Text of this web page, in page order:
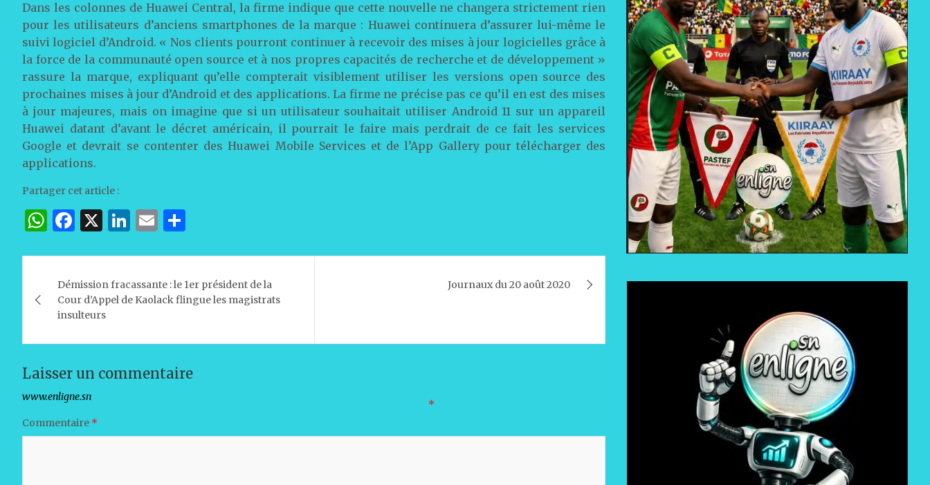
Dans les colonnes de Huawei Central, la firme indique que cette nouvelle ne changera strictement rien
pour les utilisateurs d’anciens smartphones de la marque : Huawei continuera d’assurer lui-même le
suivi logiciel d’Android. « Nos clients pourront continuer à recevoir des mises à jour logicielles grâce à
la force de la communauté open source et à nos propres capacités de recherche et de développement »
rassure la marque, expliquant qu’elle compterait visiblement utiliser les versions open source des
prochaines mises à jour d’Android et des applications. La firme ne précise pas ce qu’il en est des mises
à jour majeures, mais on imagine que si un utilisateur souhaitait utiliser Android 11 sur un appareil
Huawei datant d’avant le décret américain, il pourrait le faire mais perdrait de ce fait les services
Google et devrait se contenter des Huawei Mobile Services et de l’App Gallery pour télécharger des
applications.
Partager cet article :
W
at
A
p
F
c
e
b
o
k
X
Li
k
e
dI
E
ai
l
ta
g
er
de
l’article
Démission fracassante : le 1er président de la
Cour d’Appel de Kaolack flingue les magistrats
insulteurs
Journaux du 20 août 2020
Laisser un commentaire
Votre adresse e-mail ne sera pas publiée.
*
Commentaire *